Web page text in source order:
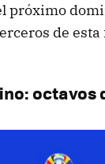
próximo
de esta
octavos